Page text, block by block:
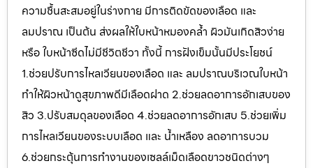
ความชื้นสะสมอยู่ในร่างกาย มีการติดขัดของเลือด และ
ลมปราณ เป็นต้น ส่งผลให้ใบหน้าหมองคล้ำ ผิวมันเกิดสิวง่าย
หรือ ใบหน้าซีดไม่มีชีวิตชีวา ทั้งนี้ การฝังเข็มนั้นมีประโยชน์
1.ช่วยปรับการไหลเวียนของเลือด และ ลมปราณบริเวณใบหน้า
ทำให้ผิวหน้าดูสุขภาพดีมีเลือดฝาด 2.ช่วยลดอาการอักเสบของ
สิว 3.ปรับสมดุลของเลือด 4.ช่วยลดอาการอักเสบ 5.ช่วยเพิ่ม
การไหลเวียนของระบบเลือด และ น้ำเหลือง ลดอาการบวม
6.ช่วยกระตุ้นการทำงานของเซลล์เม็ดเลือดขาวชนิดต่างๆ